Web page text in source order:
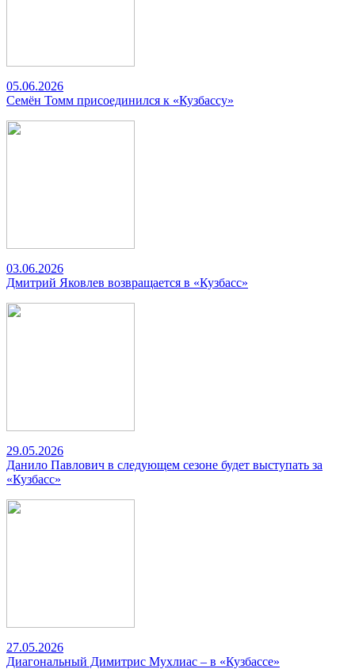
05.06.2026
Семён Томм присоединился к «Кузбассу»
03.06.2026
Дмитрий Яковлев возвращается в «Кузбасс»
29.05.2026
Данило Павлович в следующем сезоне будет выступать за
«Кузбасс»
27.05.2026
Диагональный Димитрис Мухлиас – в «Кузбассе»